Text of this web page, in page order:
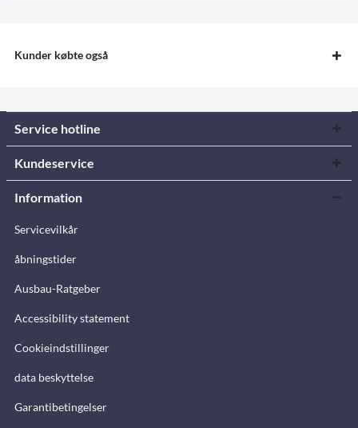
Kunder købte også
Service hotline
Kundeservice
Information
Servicevilkår
åbningstider
Ausbau-Ratgeber
Accessibility statement
Cookieindstillinger
data beskyttelse
Garantibetingelser